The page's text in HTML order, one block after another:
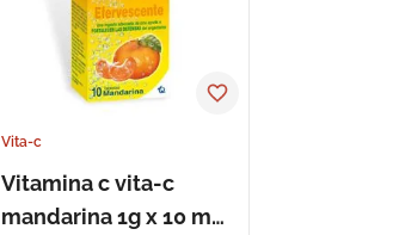
Vita-c
Vitamina c vita-c
mandarina 1g x 10 mg